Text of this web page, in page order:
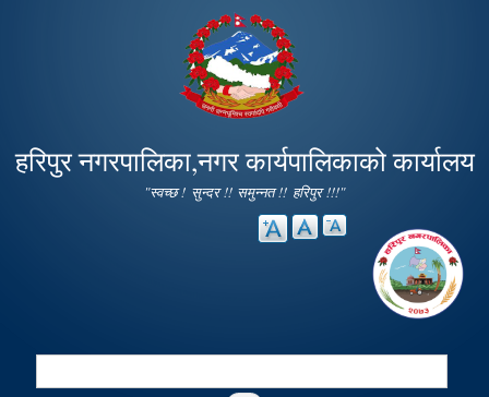
main
content
हरिपुर नगरपालिका,नगर कार्यपालिकाको कार्यालय
"स्वच्छ ! सुन्दर !! समुन्नत !! हरिपुर !!!"
Search